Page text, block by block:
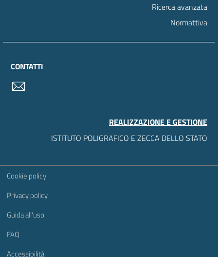
Ricerca avanzata
Normattiva
CONTATTI
REALIZZAZIONE E GESTIONE
ISTITUTO POLIGRAFICO E ZECCA DELLO STATO
Sezione Link Utili
Cookie policy
Privacy policy
Guida all'uso
FAQ
Accessibilità